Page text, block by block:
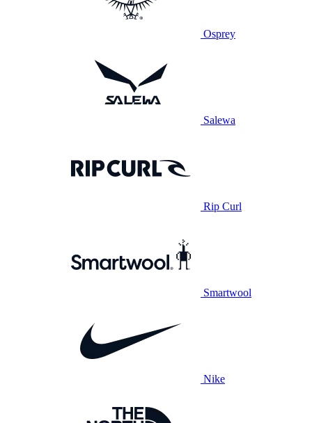
Osprey
Salewa
Rip Curl
Smartwool
Nike